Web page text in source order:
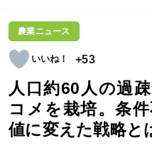
農業ニュース
+53
人口約60人の過
コメを栽培。条
値に変えた戦略と